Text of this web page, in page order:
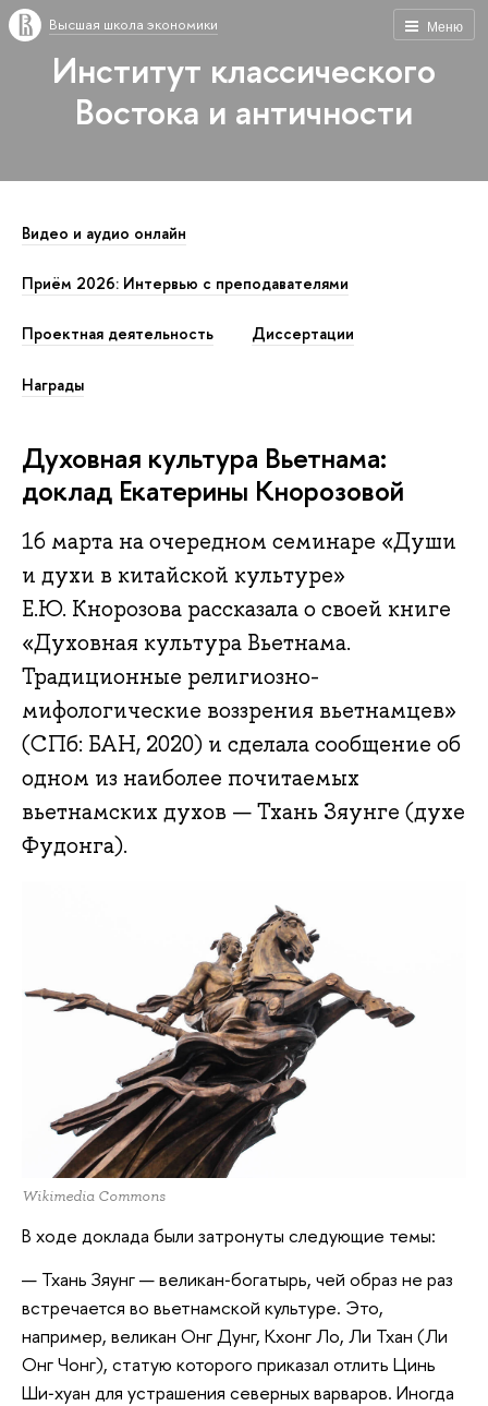
Меню
Высшая школа экономики
Институт классического
Востока и античности
Видео и аудио онлайн
Приём 2026: Интервью с преподавателями
Проектная деятельность Диссертации
Награды
Духовная культура Вьетнама:
доклад Екатерины Кнорозовой
16 марта на очередном семинаре «Души
и духи в китайской культуре»
Е.Ю. Кнорозова рассказала о своей книге
«Духовная культура Вьетнама.
Традиционные религиозно-
мифологические воззрения вьетнамцев»
(СПб: БАН, 2020) и сделала сообщение об
одном из наиболее почитаемых
вьетнамских духов — Тхань Зяунге (духе
Фудонга).
Wikimedia Commons
В ходе доклада были затронуты следующие темы:
Тхань Зяунг — великан‑богатырь, чей образ не раз
встречается во вьетнамской культуре. Это,
например, великан Онг Дунг, Кхонг Ло, Ли Тхан (Ли
Онг Чонг), статую которого приказал отлить Цинь
Ши‑хуан для устрашения северных варваров. Иногда